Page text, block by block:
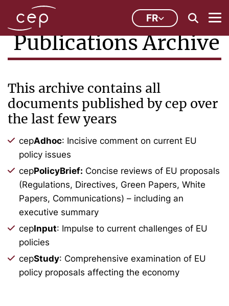
FR
Publications Archive
This archive contains all
documents published by cep over
the last few years
cepAdhoc: Incisive comment on current EU
policy issues
cepPolicyBrief: Concise reviews of EU proposals
(Regulations, Directives, Green Papers, White
Papers, Communications) – including an
executive summary
cepInput: Impulse to current challenges of EU
policies
cepStudy: Comprehensive examination of EU
policy proposals affecting the economy